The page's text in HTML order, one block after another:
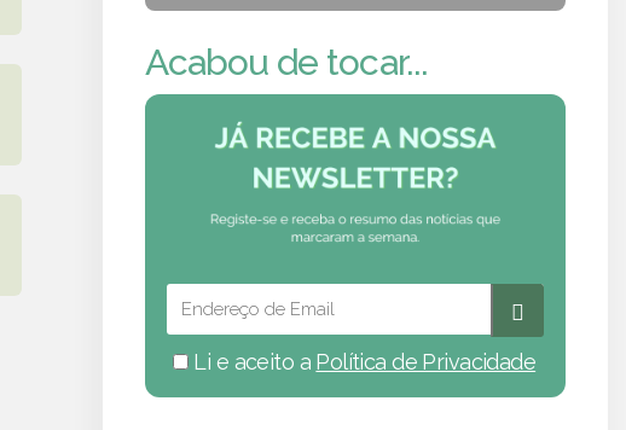
Acabou de tocar...
Li e aceito a Política de Privacidade